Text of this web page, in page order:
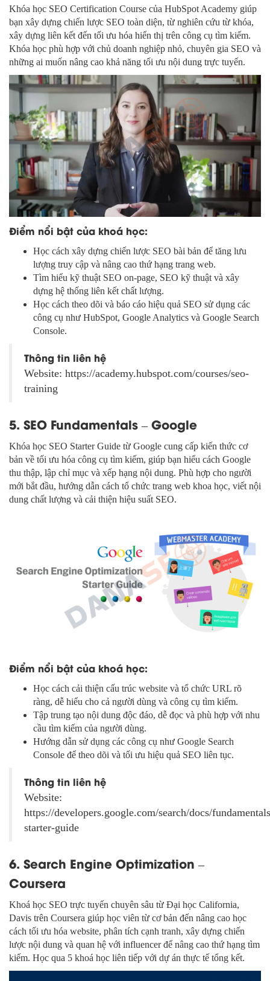
Khóa học SEO Certification Course của HubSpot Academy giúp
bạn xây dựng chiến lược SEO toàn diện, từ nghiên cứu từ khóa,
xây dựng liên kết đến tối ưu hóa hiển thị trên công cụ tìm kiếm.
Khóa học phù hợp với chủ doanh nghiệp nhỏ, chuyên gia SEO và
những ai muốn nâng cao khả năng tối ưu nội dung trực tuyến.
Điểm nổi bật của khoá học:
Học cách xây dựng chiến lược SEO bài bản để tăng lưu
lượng truy cập và nâng cao thứ hạng trang web.
Tìm hiểu kỹ thuật SEO on-page, SEO kỹ thuật và xây
dựng hệ thống liên kết chất lượng.
Học cách theo dõi và báo cáo hiệu quả SEO sử dụng các
công cụ như HubSpot, Google Analytics và Google Search
Console.
Thông tin liên hệ
Website: https://academy.hubspot.com/courses/seo-
training
5. SEO Fundamentals – Google
Khóa học SEO Starter Guide từ Google cung cấp kiến thức cơ
bản về tối ưu hóa công cụ tìm kiếm, giúp bạn hiểu cách Google
thu thập, lập chỉ mục và xếp hạng nội dung. Phù hợp cho người
mới bắt đầu, hướng dẫn cách tổ chức trang web khoa học, viết nội
dung chất lượng và cải thiện hiệu suất SEO.
Điểm nổi bật của khoá học:
Học cách cải thiện cấu trúc website và tổ chức URL rõ
ràng, dễ hiểu cho cả người dùng và công cụ tìm kiếm.
Tập trung tạo nội dung độc đáo, dễ đọc và phù hợp với nhu
cầu tìm kiếm của người dùng.
Hướng dẫn sử dụng các công cụ như Google Search
Console để theo dõi và tối ưu hiệu quả SEO liên tục.
Thông tin liên hệ
Website:
https://developers.google.com/search/docs/
starter-guide
6. Search Engine Optimization –
Coursera
Khoá học SEO trực tuyến chuyên sâu từ Đại học California,
Davis trên Coursera giúp học viên từ cơ bản đến nâng cao học
cách tối ưu hóa website, phân tích cạnh tranh, xây dựng chiến
lược nội dung và quan hệ với influencer để nâng cao thứ hạng tìm
kiếm. Học qua 5 khoá học liên tiếp với dự án thực tế tổng kết.